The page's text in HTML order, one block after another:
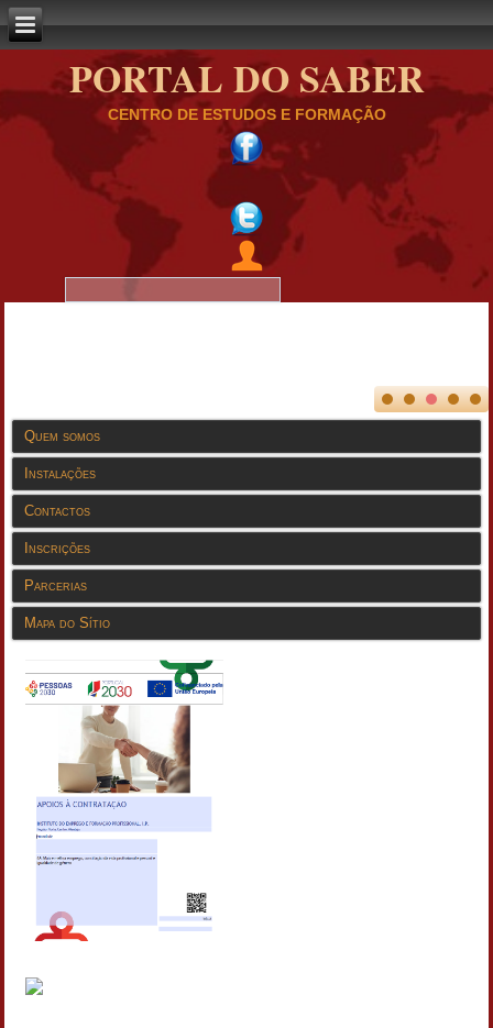
PORTAL DO SABER
CENTRO DE ESTUDOS E FORMAÇÃO
Quem somos
Instalações
Contactos
Inscrições
Parcerias
Mapa do Sítio